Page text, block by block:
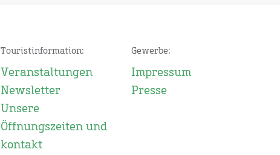
Touristinformation:
Veranstaltungen
Newsletter
Unsere
Öffnungszeiten und
kontakt
Gewerbe:
Impressum
Presse